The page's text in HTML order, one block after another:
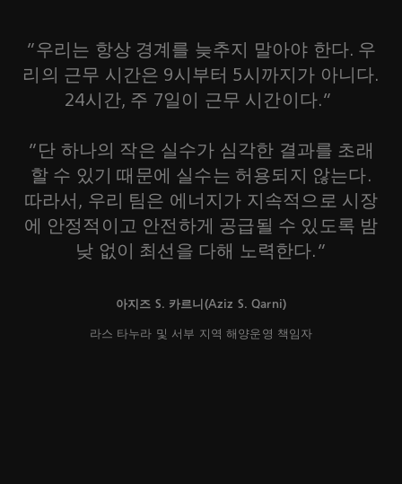
“우리는 항상 경계를 늦추지 말아야 한다. 우
리의 근무 시간은 9시부터 5시까지가 아니다.
24시간, 주 7일이 근무 시간이다.”
“단 하나의 작은 실수가 심각한 결과를 초래
할 수 있기 때문에 실수는 허용되지 않는다.
따라서, 우리 팀은 에너지가 지속적으로 시장
에 안정적이고 안전하게 공급될 수 있도록 밤
낮 없이 최선을 다해 노력한다.”
아지즈 S. 카르니(Aziz S. Qarni)
라스 타누라 및 서부 지역 해양운영 책임자